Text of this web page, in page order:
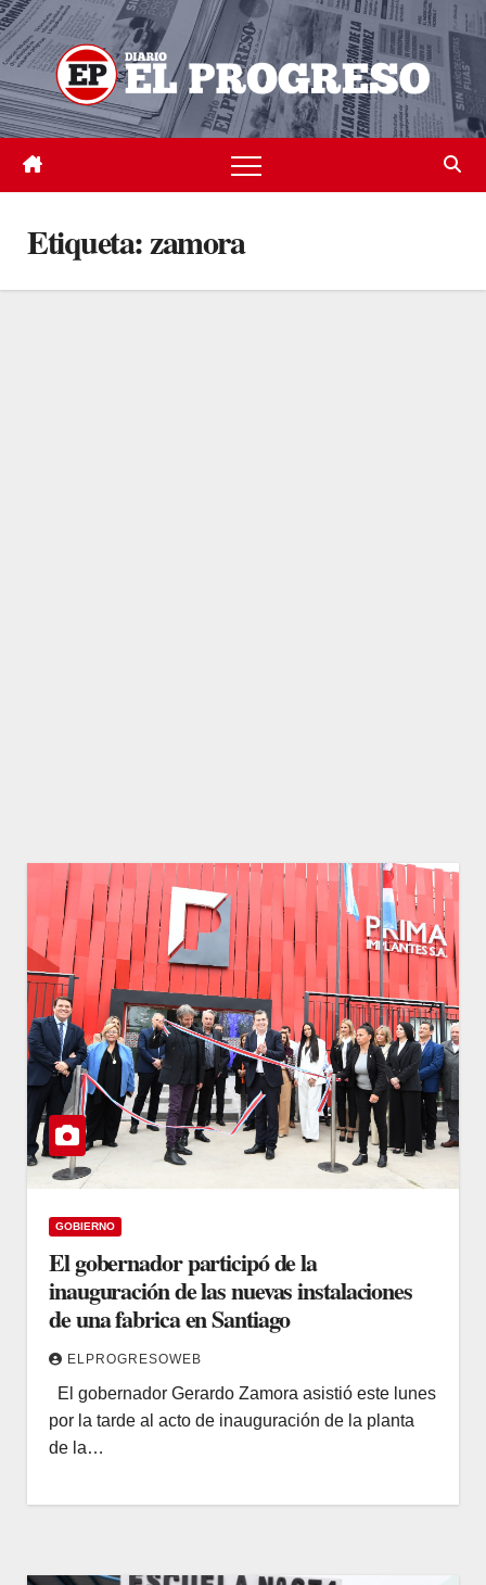
Skip
to
content
Etiqueta:zamora
GOBIERNO
El gobernador participó de la
inauguración de las nuevas instalaciones
de una fabrica en Santiago
ELPROGRESOWEB
El gobernador Gerardo Zamora asistió este lunes
por la tarde al acto de inauguración de la planta
de la…